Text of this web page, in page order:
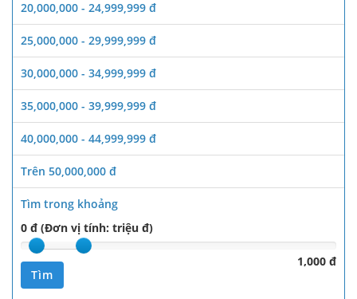
20,000,000 - 24,999,999 đ
25,000,000 - 29,999,999 đ
30,000,000 - 34,999,999 đ
35,000,000 - 39,999,999 đ
40,000,000 - 44,999,999 đ
Trên 50,000,000 đ
Tìm trong khoảng
0 đ (Đơn vị tính: triệu đ)
1,000 đ
Tìm